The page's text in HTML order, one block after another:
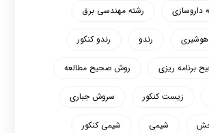
داروسازی رشته مهندسی برق
رندو رندو کنکور
برنامه ریزی روش صحیح مطالعه
زیست کنکور سروش جباری
شیمی شیمی کنکور